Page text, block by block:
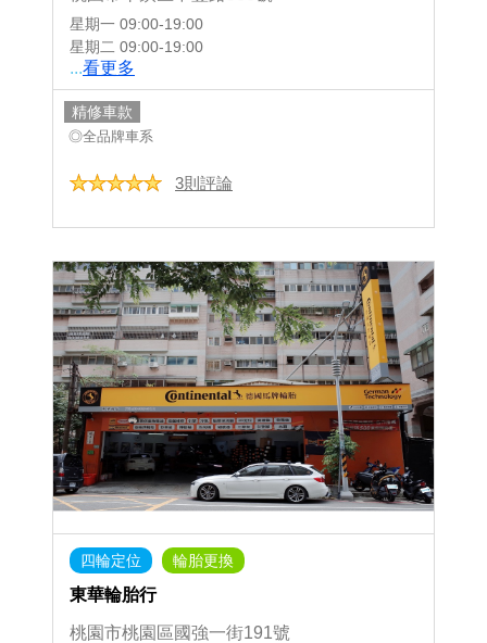
星期一 09:00-19:00
星期二 09:00-19:00
...看更多
精修車款
◎全品牌車系
3則評論
四輪定位 輪胎更換
東華輪胎行
桃園市桃園區國強一街191號